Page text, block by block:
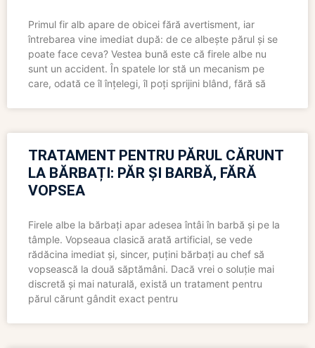
Primul fir alb apare de obicei fără avertisment, iar
întrebarea vine imediat după: de ce albește părul și se
poate face ceva? Vestea bună este că firele albe nu
sunt un accident. În spatele lor stă un mecanism pe
care, odată ce îl înțelegi, îl poți sprijini blând, fără să
TRATAMENT PENTRU PĂRUL CĂRUNT
LA BĂRBAȚI: PĂR ȘI BARBĂ, FĂRĂ
VOPSEA
Firele albe la bărbați apar adesea întâi în barbă și pe la
tâmple. Vopseaua clasică arată artificial, se vede
rădăcina imediat și, sincer, puțini bărbați au chef să
vopsească la două săptămâni. Dacă vrei o soluție mai
discretă și mai naturală, există un tratament pentru
părul cărunt gândit exact pentru